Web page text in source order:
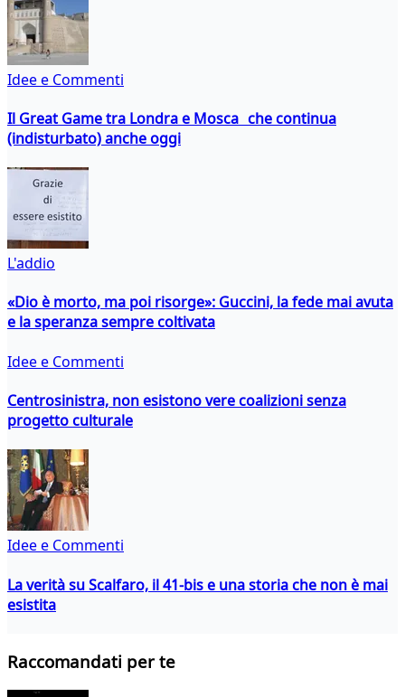
Idee e Commenti
Il Great Game tra Londra e Mosca che continua
(indisturbato) anche oggi
L'addio
«Dio è morto, ma poi risorge»: Guccini, la fede mai avuta
e la speranza sempre coltivata
Idee e Commenti
Centrosinistra, non esistono vere coalizioni senza
progetto culturale
Idee e Commenti
La verità su Scalfaro, il 41-bis e una storia che non è mai
esistita
Raccomandati per te